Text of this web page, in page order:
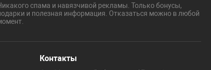
спама и навязчивой рекламы. Только бонусы,
и полезная информация. Отказаться можно в любой
Контакты